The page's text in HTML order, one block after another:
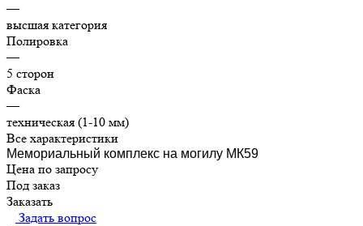
—
высшая категория
Полировка
—
5 сторон
Фаска
—
техническая (1-10 мм)
Все характеристики
Мемориальный комплекс на могилу МК59
Цена по запросу
Под заказ
Заказать
Задать вопрос